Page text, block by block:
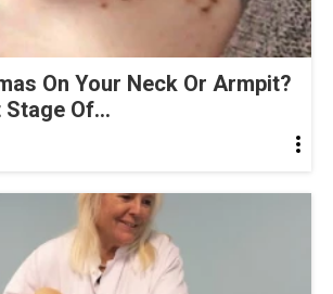
On Your Neck Or Armpit?
Of...